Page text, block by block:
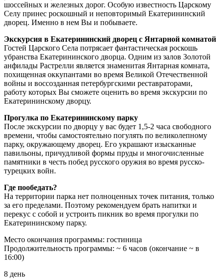
шоссейных и железных дорог. Особую известность Царскому
Селу принес роскошный и неповторимый Екатерининский
дворец. Именно в нем Вы и побываете.
Экскурсия в Екатерининский дворец с Янтарной комнатой
Гостей Царского Села потрясает фантастическая роскошь
убранства Екатерининского дворца. Одним из залов Золотой
анфилады Растрелли является знаменитая Янтарная комната,
похищенная оккупантами во время Великой Отечественной
войны и воссозданная петербургскими реставраторами,
работу которых Вы сможете оценить во время экскурсии по
Екатерининскому дворцу.
Прогулка по Екатерининскому парку
После экскурсии по дворцу у вас будет 1,5-2 часа свободного
времени, чтобы самостоятельно погулять по великолепному
парку, окружающему дворец. Его украшают изысканные
павильоны, причудливой формы пруды и многочисленные
памятники в честь побед русского оружия во время русско-
турецких войн.
Где пообедать?
На территории парка нет полноценных точек питания, только
за его пределами. Поэтому рекомендуем брать напитки и
перекус с собой и устроить пикник во время прогулки по
Екатерининскому парку.
Место окончания программы: гостиница
Продолжительность программы: ~ 6 часов (окончание ~ в
16:00)
8 день